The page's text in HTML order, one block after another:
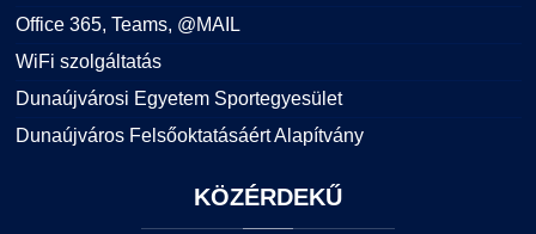
Office 365, Teams, @MAIL
WiFi szolgáltatás
Dunaújvárosi Egyetem Sportegyesület
Dunaújváros Felsőoktatásáért Alapítvány
KÖZÉRDEKŰ